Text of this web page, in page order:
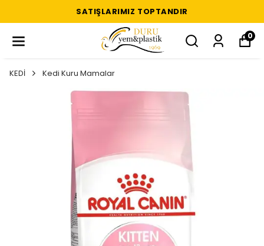
SATIŞLARIMIZ TOPTANDIR
0
KEDİ Kedi Kuru Mamalar